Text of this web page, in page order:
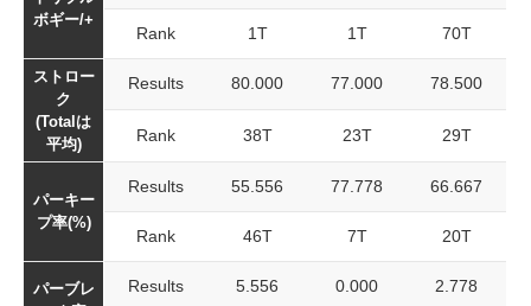
ボギー/+
Rank 1T 1T 70T
ストロー
ク
(Totalは
平均)
Results 80.000 77.000 78.500
Rank 38T 23T 29T
パーキー
プ率(%)
Results 55.556 77.778 66.667
Rank 46T 7T 20T
パーブレ
Results 5.556 0.000 2.778